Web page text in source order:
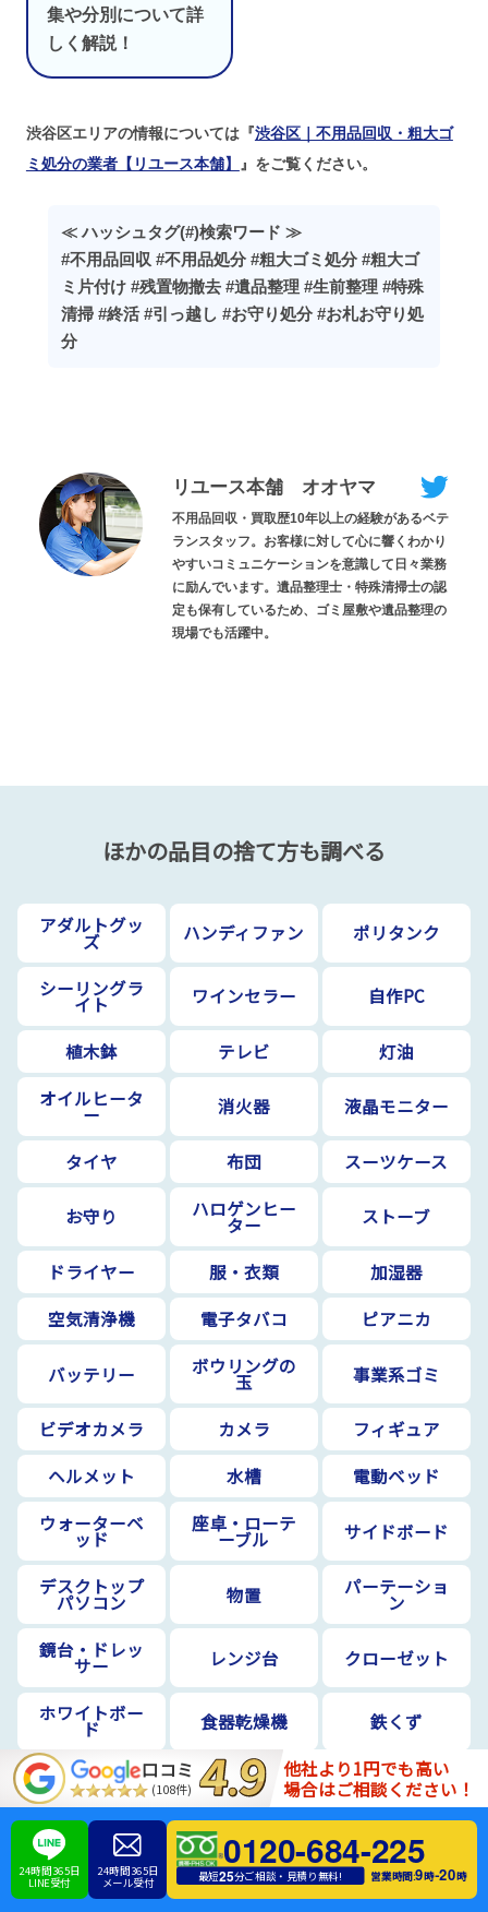
集や分別について詳
しく解説！
渋谷区エリアの情報については『渋谷区｜不用品回収・粗大ゴ
ミ処分の業者【リユース本舗】
』をご覧ください。
≪ ハッシュタグ(#)検索ワード ≫
#不用品回収 #不用品処分 #粗大ゴミ処分 #粗大ゴ
ミ片付け #残置物撤去 #遺品整理 #生前整理 #特殊
清掃 #終活 #引っ越し #お守り処分 #お札お守り処
分
リユース本舗 オオヤマ
不用品回収・買取歴10年以上の経験があるベテ
ランスタッフ。お客様に対して心に響くわかり
やすいコミュニケーションを意識して日々業務
に励んでいます。遺品整理士・特殊清掃士の認
定も保有しているため、ゴミ屋敷や遺品整理の
現場でも活躍中。
ほかの品目の捨て方も調べる
アダルトグッ
ズ ハンディファン ポリタンク
シーリングラ
イト ワインセラー 自作PC
植木鉢 テレビ
灯油
オイルヒータ
ー 消火器 液晶モニター
タイヤ 布団 スーツケース
お守り ハロゲンヒー
ター ストーブ
ドライヤー 服・衣類
加湿器
空気清浄機
電子タバコ ピアニカ
バッテリー ボウリングの
玉 事業系ゴミ
ビデオカメラ カメラ
フィギュア
ヘルメット
水槽
電動ベッド
ウォーターベ
ッド
座卓・ローテ
ーブル サイドボード
デスクトップ
パソコン 物置 パーテーショ
ン
鏡台・ドレッ
サー レンジ台 クローゼット
ホワイトボー
ド 食器乾燥機 鉄くず
ルンバ エアロバイク
神棚
ダブルベッド
小型家電 冷凍庫
デスク ソファーベッ
ド
ハンガーラッ
ク
口コミ
(108件)
他社より1円でも高い
場合はご相談ください！
24時間365日
LINE受付
24時間365日
メール受付
0120-684-225
最短25分ご相談・見積り無料! 営業時間:9時-20時